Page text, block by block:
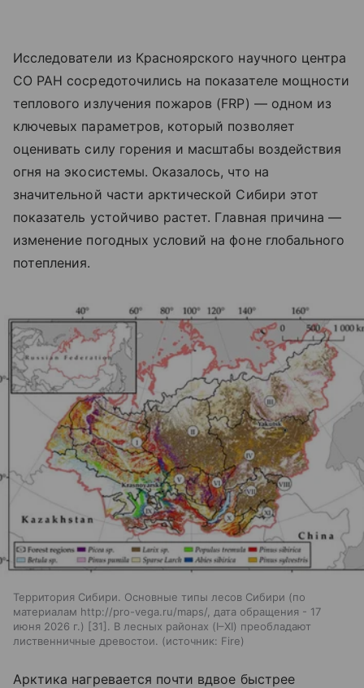
Исследователи из Красноярского научного центра
СО РАН сосредоточились на показателе мощности
теплового излучения пожаров (FRP) — одном из
ключевых параметров, который позволяет
оценивать силу горения и масштабы воздействия
огня на экосистемы. Оказалось, что на
значительной части арктической Сибири этот
показатель устойчиво растет. Главная причина —
изменение погодных условий на фоне глобального
потепления.
Территория Сибири. Основные типы лесов Сибири (по
материалам http://pro-vega.ru/maps/, дата обращения - 17
июня 2026 г.) [31]. В лесных районах (I–XI) преобладают
лиственничные древостои.
источник: Fire
Арктика нагревается почти вдвое быстрее